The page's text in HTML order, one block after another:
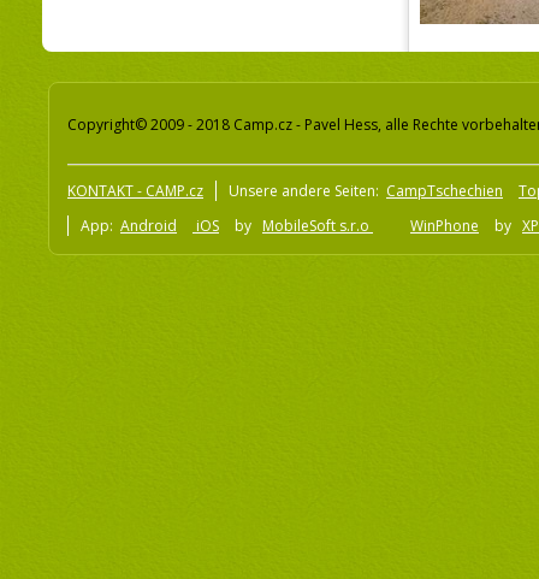
Copyright© 2009 - 2018 Camp.cz - Pavel Hess, alle Rechte
KONTAKT - CAMP.cz Unsere andere Seiten: CampTschechien
App: Android iOS by MobileSoft s.r.o WinPhone by